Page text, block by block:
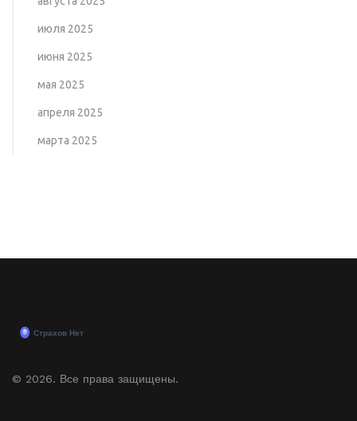
июля 2025
июня 2025
мая 2025
апреля 2025
марта 2025
© 2026. Все права защищены.